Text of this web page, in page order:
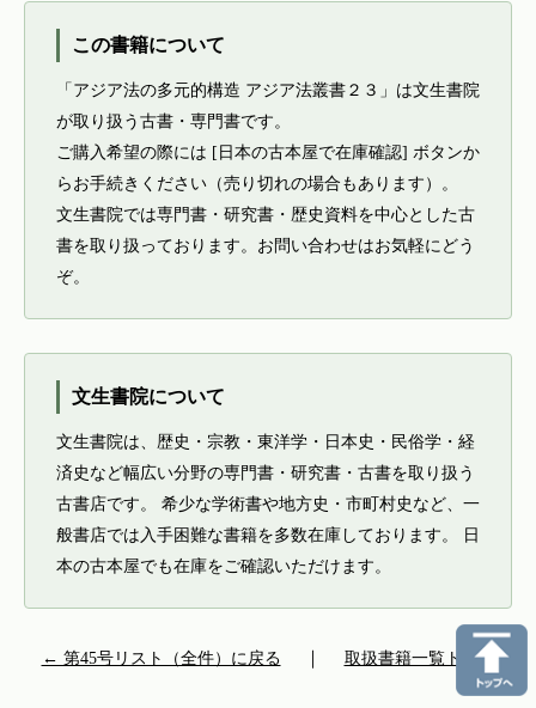
この書籍について
「アジア法の多元的構造 アジア法叢書２３」は文生書院
が取り扱う古書・専門書です。
ご購入希望の際には [日本の古本屋で在庫確認] ボタンか
らお手続きください（売り切れの場合もあります）。
文生書院では専門書・研究書・歴史資料を中心とした古
書を取り扱っております。お問い合わせはお気軽にどう
ぞ。
文生書院について
文生書院は、歴史・宗教・東洋学・日本史・民俗学・経
済史など幅広い分野の専門書・研究書・古書を取り扱う
古書店です。 希少な学術書や地方史・市町村史など、一
般書店では入手困難な書籍を多数在庫しております。 日
本の古本屋でも在庫をご確認いただけます。
← 第45号リスト（全件）に戻る 取扱書籍一覧トップ